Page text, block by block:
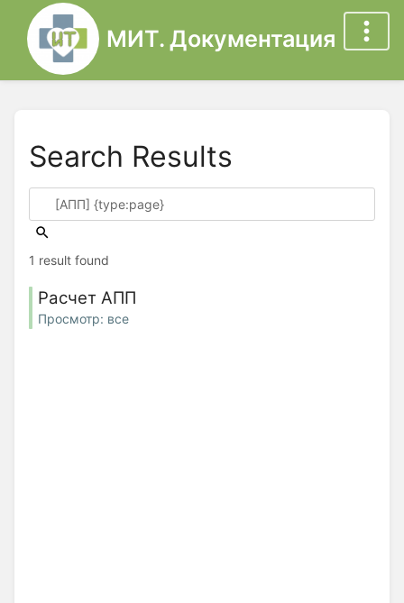
МИТ. Документация
Search Results
1 result found
Расчет АПП
Просмотр: все